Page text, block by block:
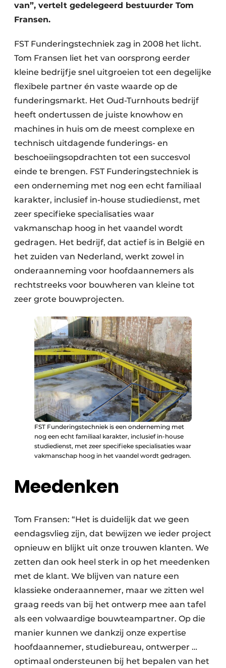
van”, vertelt gedelegeerd bestuurder Tom
Fransen.
FST Funderingstechniek zag in 2008 het licht.
Tom Fransen liet het van oorsprong eerder
kleine bedrijfje snel uitgroeien tot een degelijke
flexibele partner én vaste waarde op de
funderingsmarkt. Het Oud-Turnhouts bedrijf
heeft ondertussen de juiste knowhow en
machines in huis om de meest complexe en
technisch uitdagende funderings- en
beschoeiingsopdrachten tot een succesvol
einde te brengen. FST Funderingstechniek is
een onderneming met nog een echt familiaal
karakter, inclusief in-house studiedienst, met
zeer specifieke specialisaties waar
vakmanschap hoog in het vaandel wordt
gedragen. Het bedrijf, dat actief is in België en
het zuiden van Nederland, werkt zowel in
onderaanneming voor hoofdaannemers als
rechtstreeks voor bouwheren van kleine tot
zeer grote bouwprojecten.
FST Funderingstechniek is een onderneming met
nog een echt familiaal karakter, inclusief in-house
studiedienst, met zeer specifieke specialisaties waar
vakmanschap hoog in het vaandel wordt gedragen.
Meedenken
Tom Fransen: “Het is duidelijk dat we geen
eendagsvlieg zijn, dat bewijzen we ieder project
opnieuw en blijkt uit onze trouwen klanten. We
zetten dan ook heel sterk in op het meedenken
met de klant. We blijven van nature een
klassieke onderaannemer, maar we zitten wel
graag reeds van bij het ontwerp mee aan tafel
als een volwaardige bouwteampartner. Op die
manier kunnen we dankzij onze expertise
hoofdaannemer, studiebureau, ontwerper …
optimaal ondersteunen bij het bepalen van het